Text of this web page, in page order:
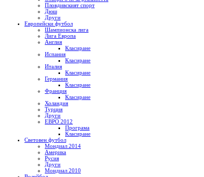
Пловдивският спорт
Дюш
Други
Европейски футбол
Шампионска лига
Лига Европа
Англия
Класиране
Испания
Класиране
Италия
Класиране
Германия
Класиране
Франция
Класиране
Холандия
Турция
Други
ЕВРО 2012
Програма
Класиране
Световен футбол
Мондиал 2014
Америка
Русия
Други
Мондиал 2010